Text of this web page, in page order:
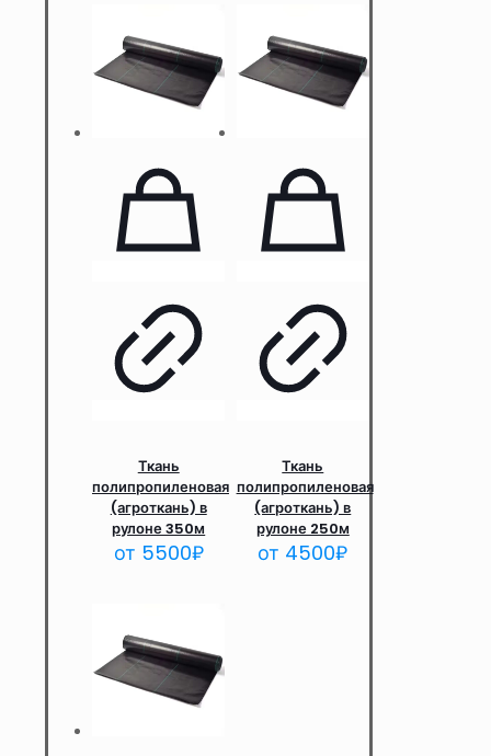
Ткань
полипропиленовая
(агроткань) в
рулоне 350м
от 5500₽
Ткань
полипропиленовая
(агроткань) в
рулоне 250м
от 4500₽